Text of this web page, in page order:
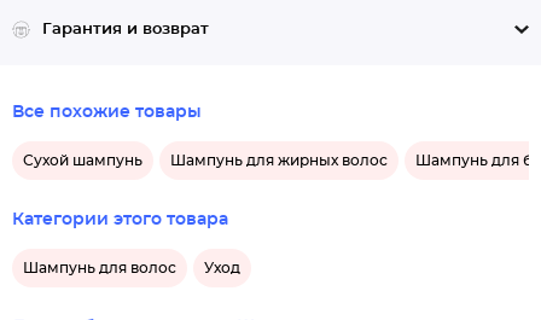
Гарантия и возврат
Все похожие товары
Сухой шампунь Шампунь для жирных волос Шампунь для
Категории этого товара
Шампунь для волос Уход